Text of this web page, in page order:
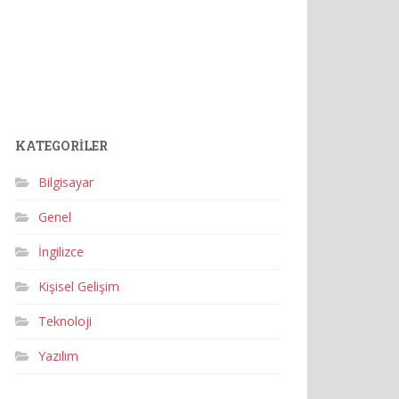
KATEGORILER
Bilgisayar
Genel
İngilizce
Kişisel Gelişim
Teknoloji
Yazılım